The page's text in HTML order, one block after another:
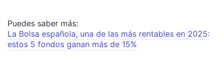
Puedes saber más:
La Bolsa española, una de las más rentables en 2025:
estos 5 fondos ganan más de 15%